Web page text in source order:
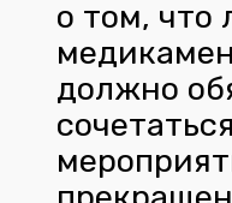
о том, что
должно